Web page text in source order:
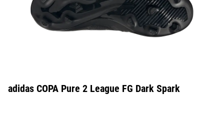
adidas COPA Pure 2 League FG Dark Spark